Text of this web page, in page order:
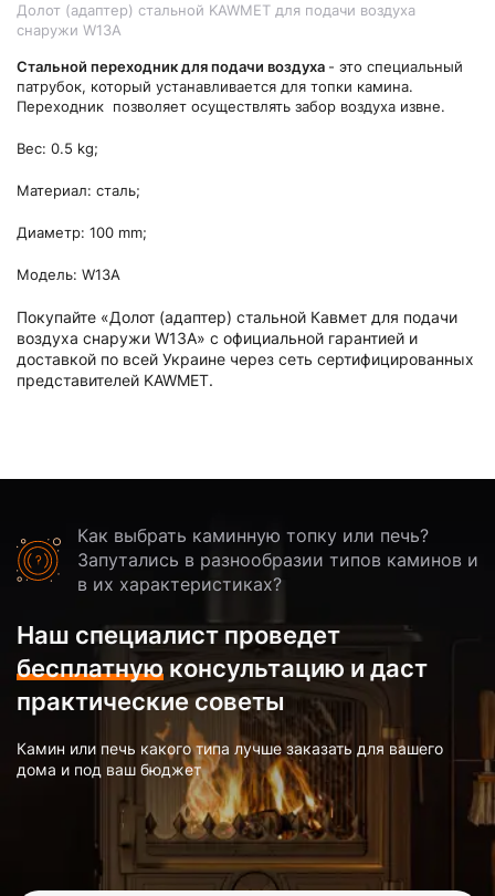
Долот (адаптер) стальной KAWMET для подачи воздуха
снаружи W13A
Стальной переходник для подачи воздуха - это специальный
патрубок, который устанавливается для топки камина.
Переходник позволяет осуществлять забор воздуха извне.
Вес: 0.5 kg;
Материал: сталь;
Диаметр: 100 mm;
Модель: W13A
Покупайте «Долот (адаптер) стальной Кавмет для подачи
воздуха снаружи W13A» с официальной гарантией и
доставкой по всей Украине через сеть сертифицированных
представителей KAWMET.
Как выбрать каминную топку или печь?
Запутались в разнообразии типов каминов и
в их характеристиках?
Наш специалист проведет
бесплатную консультацию и даст
практические советы
Камин или печь какого типа лучше заказать для вашего
дома и под ваш бюджет